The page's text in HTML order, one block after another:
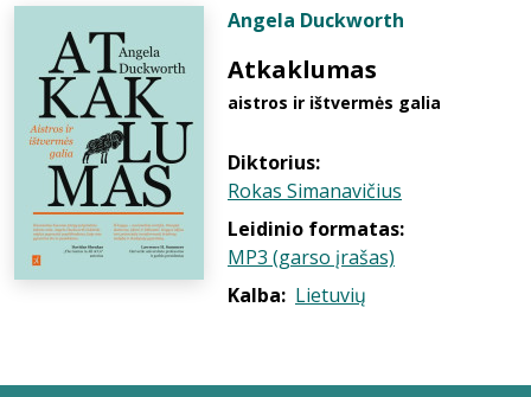
Angela Duckworth
Atkaklumas
aistros ir ištvermės galia
Diktorius:
Rokas Simanavičius
Leidinio formatas:
MP3 (garso įrašas)
Kalba: Lietuvių